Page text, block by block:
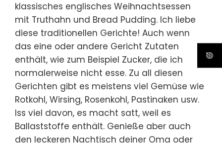
klassisches englisches Weihnachtsessen
mit Truthahn und Bread Pudding. Ich liebe
diese traditionellen Gerichte! Auch wenn
das eine oder andere Gericht Zutaten
enthält, wie zum Beispiel Zucker, die ich
normalerweise nicht esse. Zu all diesen
Gerichten gibt es meistens viel Gemüse wie
Rotkohl, Wirsing, Rosenkohl, Pastinaken usw.
Iss viel davon, es macht satt, weil es
Ballaststoffe enthält. Genieße aber auch
den leckeren Nachtisch deiner Oma oder